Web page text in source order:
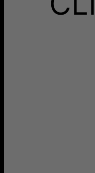
production.